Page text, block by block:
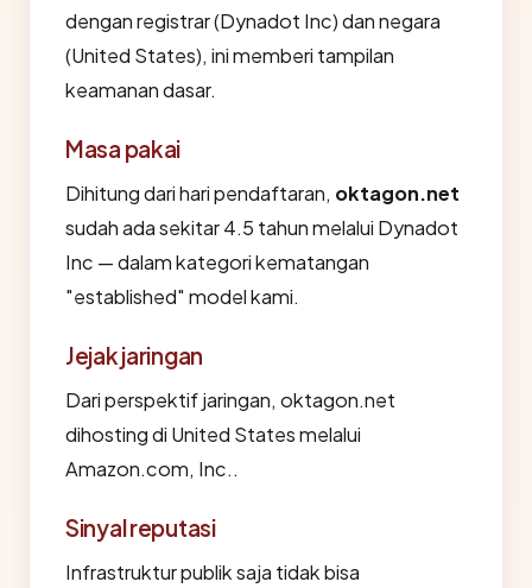
dengan registrar (Dynadot Inc) dan negara
(United States), ini memberi tampilan
keamanan dasar.
Masa pakai
Dihitung dari hari pendaftaran, oktagon.net
sudah ada sekitar 4.5 tahun melalui Dynadot
Inc — dalam kategori kematangan
"established" model kami.
Jejak jaringan
Dari perspektif jaringan, oktagon.net
dihosting di United States melalui
Amazon.com, Inc..
Sinyal reputasi
Infrastruktur publik saja tidak bisa